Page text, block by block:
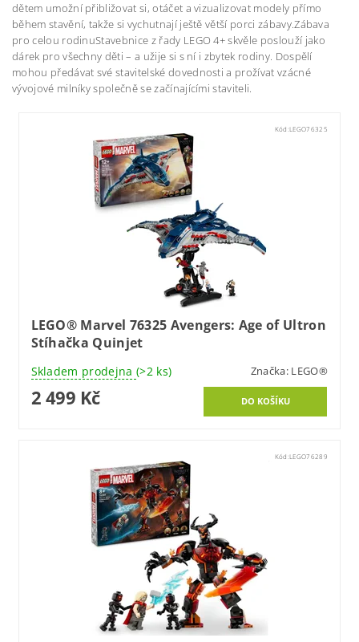
dětem umožní přibližovat si, otáčet a vizualizovat modely přímo
během stavění, takže si vychutnají ještě větší porci zábavy.Zábava
pro celou rodinuStavebnice z řady LEGO 4+ skvěle poslouží jako
dárek pro všechny děti – a užije si s ní i zbytek rodiny. Dospělí
mohou předávat své stavitelské dovednosti a prožívat vzácné
vývojové milníky společně se začínajícími staviteli.
Kód:LEGO76325
LEGO® Marvel 76325 Avengers: Age of Ultron
Stíhačka Quinjet
Skladem prodejna (>2 ks) Značka: LEGO®
2 499 Kč
Kód:LEGO76289